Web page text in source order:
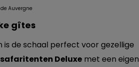
gîtes
de schaal perfect voor gezellige
Deluxe met een eigen